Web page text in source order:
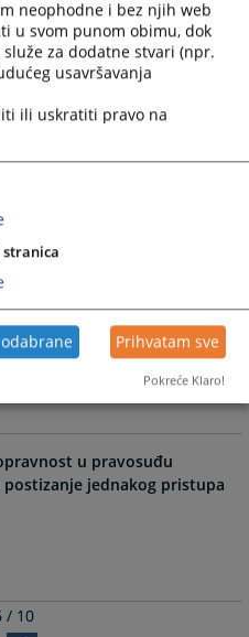
rodne ravnopravnosti u
distrikta BiH
distrikta BiH učestvovalo
konferencija tužilaca na
u pravosuđu
postizanje jednakog pristupa
/ 10
neophodne i bez njih web
u svom punom obimu, dok
za dodatne stvari (npr.
usavršavanja
ili uskratiti pravo na
Prihvatam sve
Pokreće Klaro!